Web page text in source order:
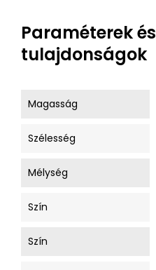
Paraméterek és
tulajdonságok
Magasság
Szélesség
Mélység
Szín
Szín